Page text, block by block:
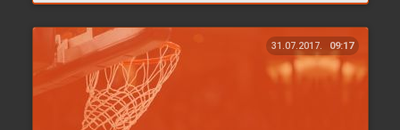
31.07.2017. 09:17